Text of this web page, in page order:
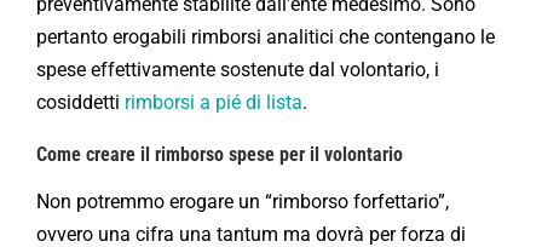
pertanto erogabili rimborsi analitici che contengano le
spese effettivamente sostenute dal volontario, i
cosiddetti rimborsi a pié di lista.
Come creare il rimborso spese per il volontario
Non potremmo erogare un “rimborso forfettario”,
ovvero una cifra una tantum ma dovrà per forza di